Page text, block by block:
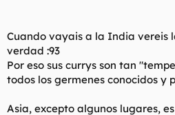
Cuando vayais a la India vereis
verdad :93
Por eso sus currys son tan
todos los germenes conocidos y
Asia, excepto algunos lugares,